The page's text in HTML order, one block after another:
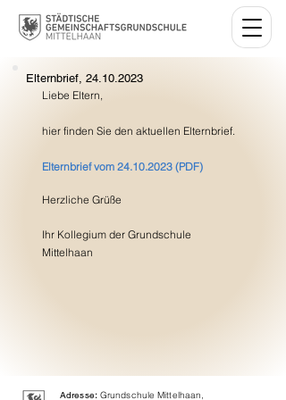
Elternbrief, 24.10.2023
Liebe Eltern,
hier finden Sie den aktuellen Elternbrief.
Elternbrief vom 24.10.2023 (PDF)
Herzliche Grüße
Ihr Kollegium der Grundschule
Mittelhaan
Adresse: Grundschule Mittelhaan,